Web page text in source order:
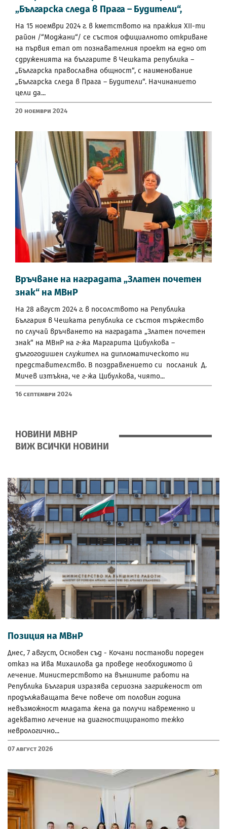
„Българска следа в Прага – Будители“,
На 15 ноември 2024 г. в кметството на пражкия XII-ти
район /“Моджани“/ се състоя официалното откриване
на първия етап от познавателния проект на едно от
сдруженията на българите в Чешката република –
„Българска православна общност“, с наименование
„Българска следа в Прага – Будители“. Начинанието
цели да...
20 Ноември 2024
Връчване на наградата „Златен почетен
знак“ на МВнР
На 28 август 2024 г. в посолството на Република
България в Чешката република се състоя тържество
по случай връчването на наградата „Златен почетен
знак“ на МВнР на г-жа Маргарита Цибулкова –
дългогодишен служител на дипломатическото ни
представителство. В поздравлението си посланик Д.
Мичев изтъкна, че г-жа Цибулкова, чиято...
16 Септември 2024
НОВИНИ МВНР
ВИЖ ВСИЧКИ НОВИНИ
Позиция на МВнР
Днес, 7 август, Основен съд - Кочани постанови пореден
отказ на Ива Михаилова да проведе необходимото й
лечение. Министерството на външните работи на
Република България изразява сериозна загриженост от
продължаващата вече повече от половин година
невъзможност младата жена да получи навременно и
адекватно лечение на диагностицираното тежко
неврологично...
07 Август 2026